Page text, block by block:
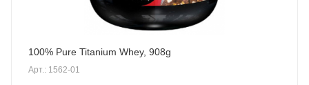
100% Pure Titanium Whey, 908g
Арт.: 1562-01